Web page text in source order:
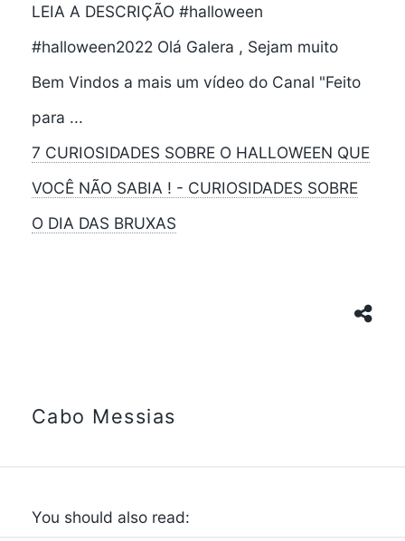
LEIA A DESCRIÇÃO #halloween
#halloween2022 Olá Galera , Sejam muito
Bem Vindos a mais um vídeo do Canal "Feito
para ...
7 CURIOSIDADES SOBRE O HALLOWEEN QUE
VOCÊ NÃO SABIA ! - CURIOSIDADES SOBRE
O DIA DAS BRUXAS
Cabo Messias
You should also read: